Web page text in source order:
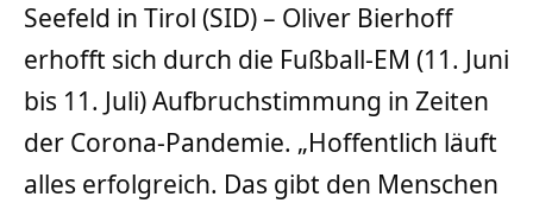
Seefeld in Tirol (SID) – Oliver Bierhoff
erhofft sich durch die Fußball-EM (11. Juni
bis 11. Juli) Aufbruchstimmung in Zeiten
der Corona-Pandemie. „Hoffentlich läuft
alles erfolgreich. Das gibt den Menschen